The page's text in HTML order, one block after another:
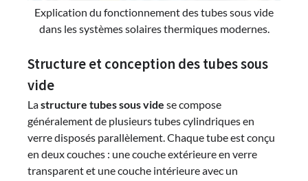
Explication du fonctionnement des tubes sous vide
dans les systèmes solaires thermiques modernes.
Structure et conception des tubes sous
vide
Lastructure tubes sous vide se compose
généralement de plusieurs tubes cylindriques en
verre disposés parallèlement. Chaque tube est conçu
en deux couches : une couche extérieure en verre
transparent et une couche intérieure avec un